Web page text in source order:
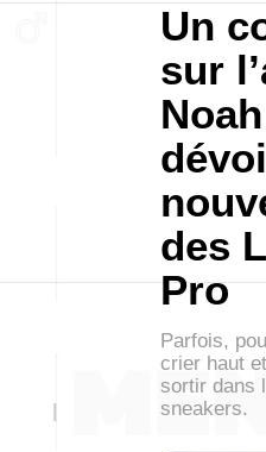
Un
sur
des
Pro
Parfois,
crier haut
sortir dans
sneakers.